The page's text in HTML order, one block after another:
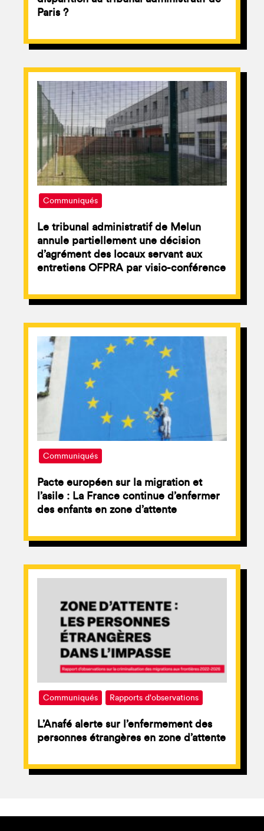
Paris ?
Communiqués
Le tribunal administratif de Melun
annule partiellement une décision
d’agrément des locaux servant aux
entretiens OFPRA par visio-conférence
Communiqués
Pacte européen sur la migration et
l’asile : La France continue d’enfermer
des enfants en zone d’attente
Communiqués Rapports d'observations
L’Anafé alerte sur l’enfermement des
personnes étrangères en zone d’attente